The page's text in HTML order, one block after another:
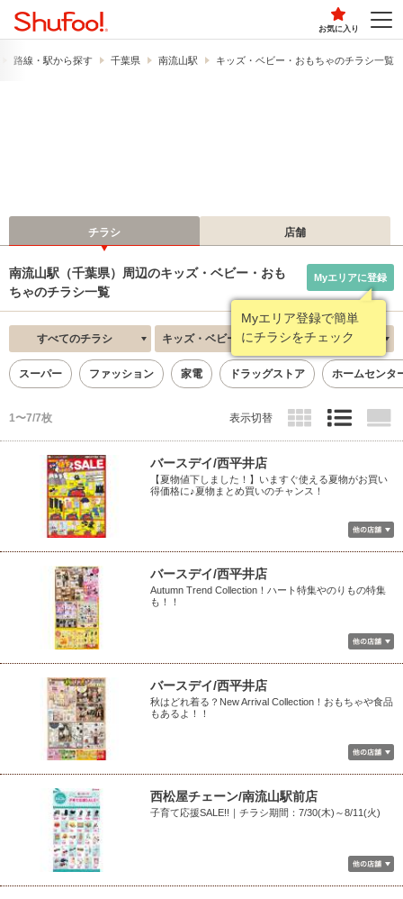
お気に入り
路線・駅から探す 千葉県 南流山駅 キッズ・ベビー・おもちゃのチラシ一覧
チラシ 店舗
南流山駅（千葉県）周辺のキッズ・ベビー・おも
ちゃのチラシ一覧
Myエリア登録で簡単
にチラシをチェック
Myエリアに登録
すべてのチラシ キッズ・ベビー・おもちゃ 新着順
スーパー ファッション 家電 ドラッグストア ホームセンタ
1〜7/7枚 表示切替
バースデイ/西平井店
【夏物値下しました！】いますぐ使える夏物がお買い
得価格に♪夏物まとめ買いのチャンス！
バースデイ/西平井店
Autumn Trend Collection！ハート特集やのりもの特集
も！！
バースデイ/西平井店
秋はどれ着る？New Arrival Collection！おもちゃや食品
もあるよ！！
西松屋チェーン/南流山駅前店
子育て応援SALE!!｜チラシ期間：7/30(木)～8/11(火)